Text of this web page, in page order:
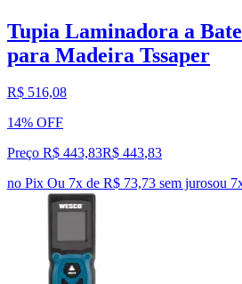
Tupia Laminadora a
para Madeira Tssaper
R$ 516,08
14% OFF
Preço R$ 443,83R$ 443,83
no Pix Ou 7x de R$ 73,73 sem jurosou 7